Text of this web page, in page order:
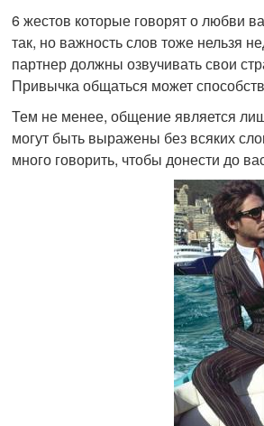
6 жестов которые говорят о любви
так, но важность слов тоже
партнер должны озвучивать свои
Привычка общаться может
Тем не менее, общение является
могут быть выражены без всяких
много говорить, чтобы донести до